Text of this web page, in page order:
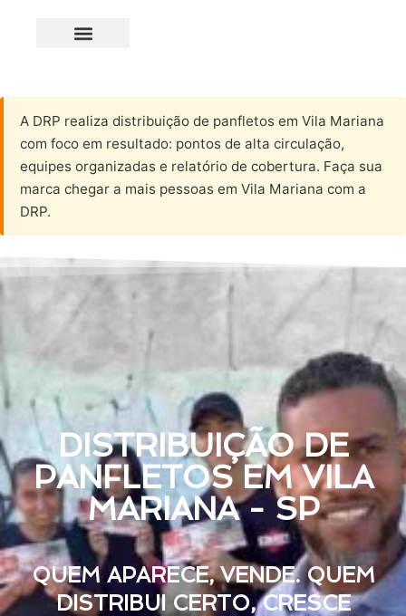
A DRP realiza distribuição de panfletos em Vila Mariana
com foco em resultado: pontos de alta circulação,
equipes organizadas e relatório de cobertura. Faça sua
marca chegar a mais pessoas em Vila Mariana com a
DRP.
DISTRIBUIÇÃO DE
PANFLETOS EM VILA
MARIANA - SP
QUEM APARECE, VENDE. QUEM
DISTRIBUI CERTO, CRESCE